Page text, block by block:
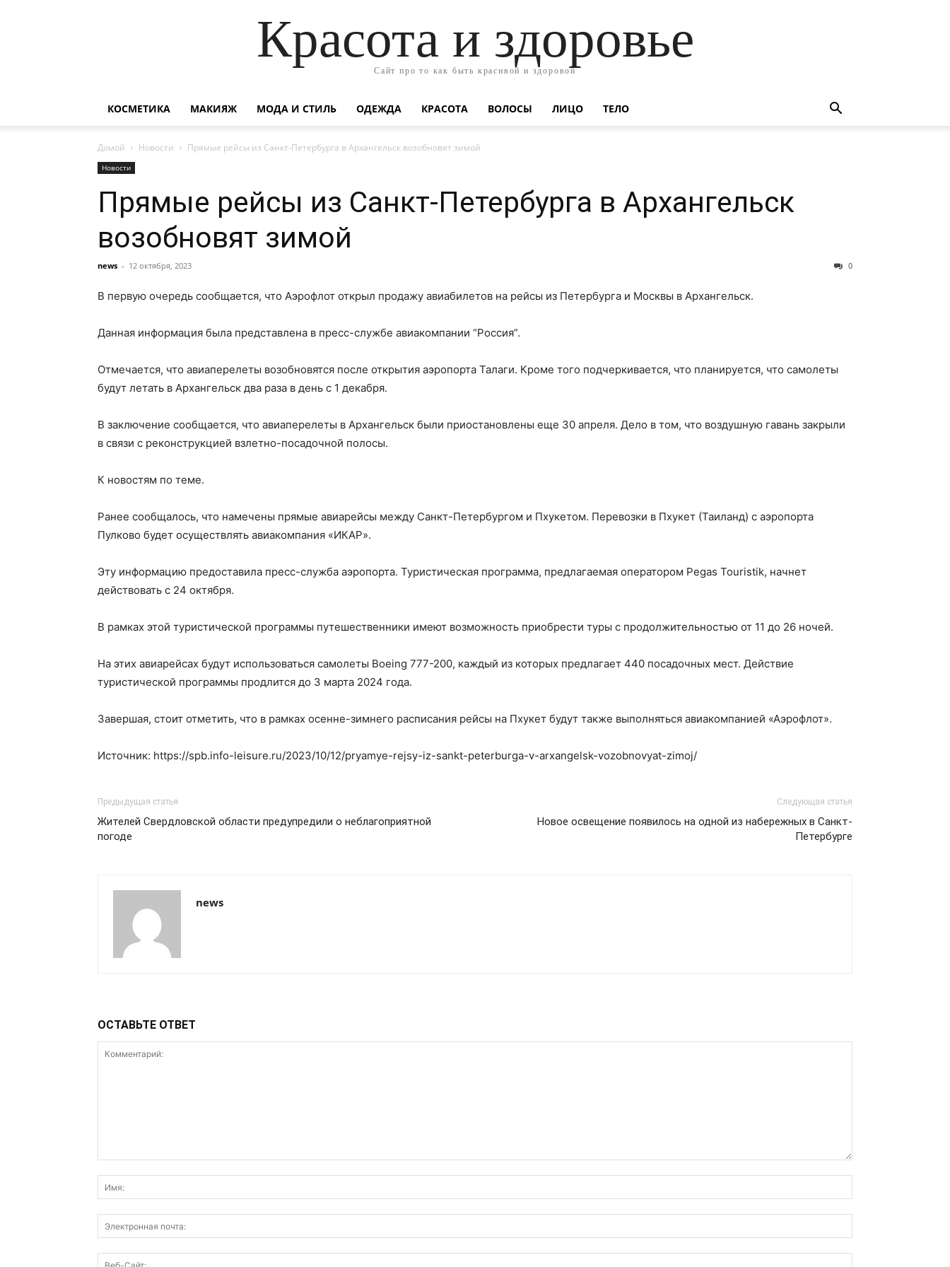
Красота и здоровье
Сайт про то как быть красивой и здоровой
КОСМЕТИКА МАКИЯЖ МОДА И СТИЛЬ ОДЕЖДА КРАСОТА ВОЛОСЫ ЛИЦО ТЕЛО
Домой Новости Прямые рейсы из Санкт-Петербурга в Архангельск возобновят зимой
Новости
Прямые рейсы из Санкт-Петербурга в Архангельск
возобновят зимой
news - 12 октября, 2023 0
В первую очередь сообщается, что Аэрофлот открыл продажу авиабилетов на рейсы из Петербурга и Москвы в Архангельск.
Данная информация была представлена в пресс-службе авиакомпании “Россия”.
Отмечается, что авиаперелеты возобновятся после открытия аэропорта Талаги. Кроме того подчеркивается, что планируется, что самолеты
будут летать в Архангельск два раза в день с 1 декабря.
В заключение сообщается, что авиаперелеты в Архангельск были приостановлены еще 30 апреля. Дело в том, что воздушную гавань закрыли
в связи с реконструкцией взлетно-посадочной полосы.
К новостям по теме.
Ранее сообщалось, что намечены прямые авиарейсы между Санкт-Петербургом и Пхукетом. Перевозки в Пхукет (Таиланд) с аэропорта
Пулково будет осуществлять авиакомпания «ИКАР».
Эту информацию предоставила пресс-служба аэропорта. Туристическая программа, предлагаемая оператором Pegas Touristik, начнет
действовать с 24 октября.
В рамках этой туристической программы путешественники имеют возможность приобрести туры с продолжительностью от 11 до 26 ночей.
На этих авиарейсах будут использоваться самолеты Boeing 777-200, каждый из которых предлагает 440 посадочных мест. Действие
туристической программы продлится до 3 марта 2024 года.
Завершая, стоит отметить, что в рамках осенне-зимнего расписания рейсы на Пхукет будут также выполняться авиакомпанией «Аэрофлот».
Источник: https://spb.info-leisure.ru/2023/10/12/pryamye-rejsy-iz-sankt-peterburga-v-arxangelsk-vozobnovyat-zimoj/
Предыдущая статья
Жителей Свердловской области предупредили о неблагоприятной
погоде
Следующая статья
Новое освещение появилось на одной из набережных в Санкт-
Петербурге
news
ОСТАВЬТЕ ОТВЕТ